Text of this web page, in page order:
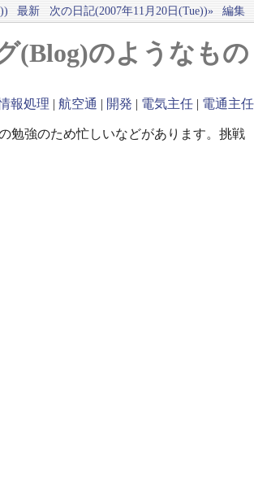
最新 次の日記(2007年11月20日(Tue))» 編集
(Blog)のようなもの
報処理 | 航空通 | 開発 | 電気主任 | 電通主任
勉強のため忙しいなどがあります。挑戦